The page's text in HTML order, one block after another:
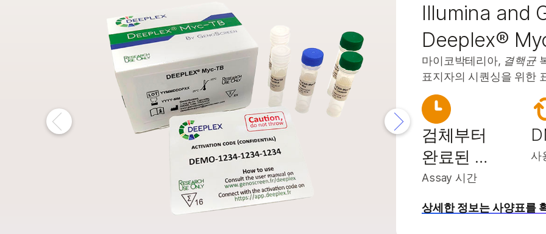
액세서리 제품
서비스 및 교육 제품
Informatics 제품
포렌식 유전체학 연구 제품
유전 질환 제품
MiSeq FGx 호환 제품
NextSeq 500 및 NextSeq 550 제품
NovaSeq 6000 제품
NextSeq 1000 및 2000 제품
NovaSeq X 시리즈 제품
MiSeq i100 제품
Illumina DNA Prep
Infinium 어레이
TruPath Genome 솔루션
StrataMap Spatial Transcriptome
Illumina and
Deeplex®
마이코박테리아, 결핵균
표지자의 시퀀싱을 위한
검체부터
완료된 …
Assay 시간
사
상세한 정보는 사양표를